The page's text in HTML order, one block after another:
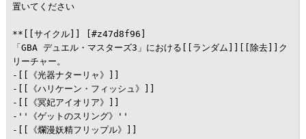
置いてください
**[[サイクル]] [#z47d8f96]
「GBA デュエル・マスターズ3」における[[ランダム]][[除去]]ク
リーチャー。
-[[《光器ナターリャ》]]
-[[《ハリケーン・フィッシュ》]]
-[[《冥妃アイオリア》]]
-''《ゲットのスリング》''
-[[《爛漫妖精フリップル》]]